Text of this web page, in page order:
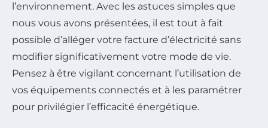
l’environnement. Avec les astuces simples que
nous vous avons présentées, il est tout à fait
possible d’alléger votre facture d’électricité sans
modifier significativement votre mode de vie.
Pensez à être vigilant concernant l’utilisation de
vos équipements connectés et à les paramétrer
pour privilégier l’efficacité énergétique.